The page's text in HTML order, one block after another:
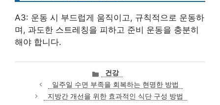
A3: 운동 시 부드럽게 움직이고, 규칙적으로 운동하
며, 과도한 스트레칭을 피하고 준비 운동을 충분히
해야 합니다.
카
테
고
리
건강
일주일 수면 부족을 회복하는 현명한 방법
지방간 개선을 위한 효과적인 식단 구성 방법